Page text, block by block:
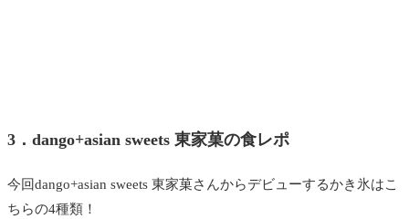
3．dango+asian sweets 東家菓の食レポ
今回dango+asian sweets 東家菓さんからデビューするかき氷はこ
ちらの4種類！